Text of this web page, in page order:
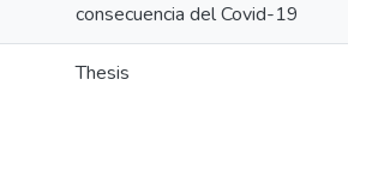
consecuencia del Covid-19
Thesis